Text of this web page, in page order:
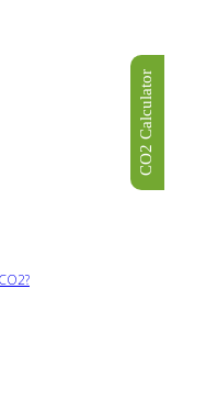
CO2 Calculator